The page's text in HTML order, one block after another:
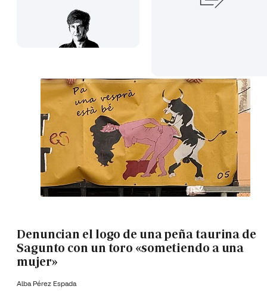
Denuncian el logo de una peña taurina de
Sagunto con un toro «sometiendo a una
mujer»
Alba Pérez Espada